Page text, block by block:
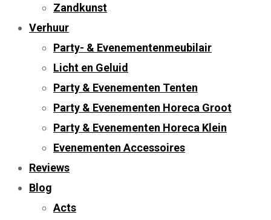
Zandkunst
Verhuur
Party- & Evenementenmeubilair
Licht en Geluid
Party & Evenementen Tenten
Party & Evenementen Horeca Groot
Party & Evenementen Horeca Klein
Evenementen Accessoires
Reviews
Blog
Acts